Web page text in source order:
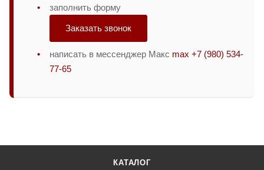
заполнить форму
Заказать звонок
написать в мессенджер Макс max +7 (980) 534-
77-65
КАТАЛОГ